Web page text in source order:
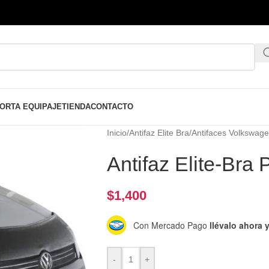
EQUIPAJETIENDACONTACTO
Inicio/Antifaz Elite Bra/Antifaces
Antifaz Elite-Bra
$1,400
Con Mercado Pago llévalo ahora
- +